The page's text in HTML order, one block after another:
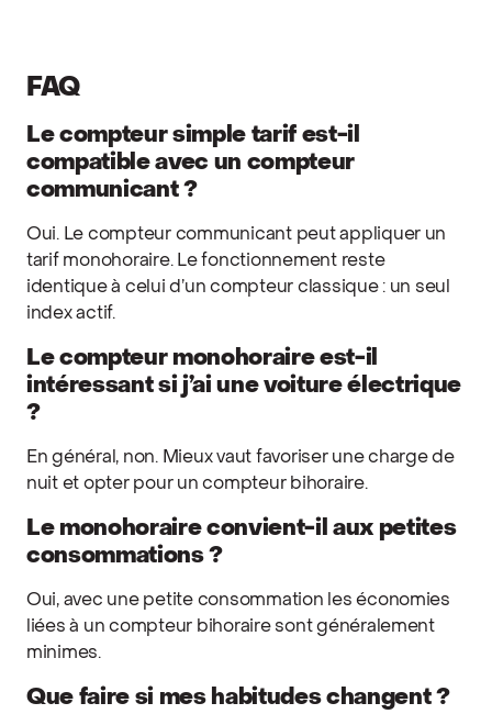
FAQ
Le compteur simple tarif est-il
compatible avec un compteur
communicant ?
Oui. Le compteur communicant peut appliquer un
tarif monohoraire. Le fonctionnement reste
identique à celui d’un compteur classique : un seul
index actif.
Le compteur monohoraire est-il
intéressant si j’ai une voiture électrique
?
En général, non. Mieux vaut favoriser une charge de
nuit et opter pour un compteur bihoraire.
Le monohoraire convient-il aux petites
consommations ?
Oui, avec une petite consommation les économies
liées à un compteur bihoraire sont généralement
minimes.
Que faire si mes habitudes changent ?